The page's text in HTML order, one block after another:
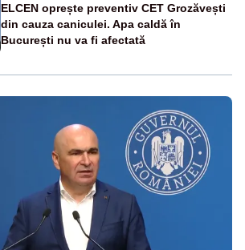
ELCEN oprește preventiv CET Grozăvești
din cauza caniculei. Apa caldă în
București nu va fi afectată